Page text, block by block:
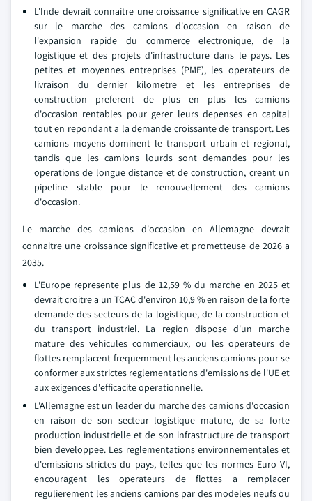
L'Inde devrait connaitre une croissance significative en CAGR
sur le marche des camions d'occasion en raison de
l'expansion rapide du commerce electronique, de la
logistique et des projets d'infrastructure dans le pays. Les
petites et moyennes entreprises (PME), les operateurs de
livraison du dernier kilometre et les entreprises de
construction preferent de plus en plus les camions
d'occasion rentables pour gerer leurs depenses en capital
tout en repondant a la demande croissante de transport. Les
camions moyens dominent le transport urbain et regional,
tandis que les camions lourds sont demandes pour les
operations de longue distance et de construction, creant un
pipeline stable pour le renouvellement des camions
d'occasion.
Le marche des camions d'occasion en Allemagne devrait
connaitre une croissance significative et prometteuse de 2026 a
2035.
L'Europe represente plus de 12,59 % du marche en 2025 et
devrait croitre a un TCAC d'environ 10,9 % en raison de la forte
demande des secteurs de la logistique, de la construction et
du transport industriel. La region dispose d'un marche
mature des vehicules commerciaux, ou les operateurs de
flottes remplacent frequemment les anciens camions pour se
conformer aux strictes reglementations d'emissions de l'UE et
aux exigences d'efficacite operationnelle.
L'Allemagne est un leader du marche des camions d'occasion
en raison de son secteur logistique mature, de sa forte
production industrielle et de son infrastructure de transport
bien developpee. Les reglementations environnementales et
d'emissions strictes du pays, telles que les normes Euro VI,
encouragent les operateurs de flottes a remplacer
regulierement les anciens camions par des modeles neufs ou